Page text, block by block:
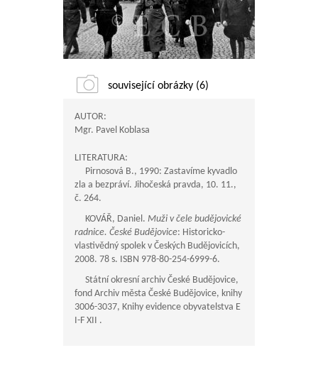
související obrázky (6)
AUTOR:
Mgr. Pavel Koblasa
LITERATURA:
Pirnosová B., 1990: Zastavíme kyvadlo
zla a bezpráví. Jihočeská pravda, 10. 11.,
č. 264.
KOVÁŘ, Daniel. Muži v čele budějovické
radnice. České Budějovice: Historicko-
vlastivědný spolek v Českých Budějovicích,
2008. 78 s. ISBN 978-80-254-6999-6.
Státní okresní archiv České Budějovice,
fond Archiv města České Budějovice, knihy
3006-3037, Knihy evidence obyvatelstva E
I-F XII .